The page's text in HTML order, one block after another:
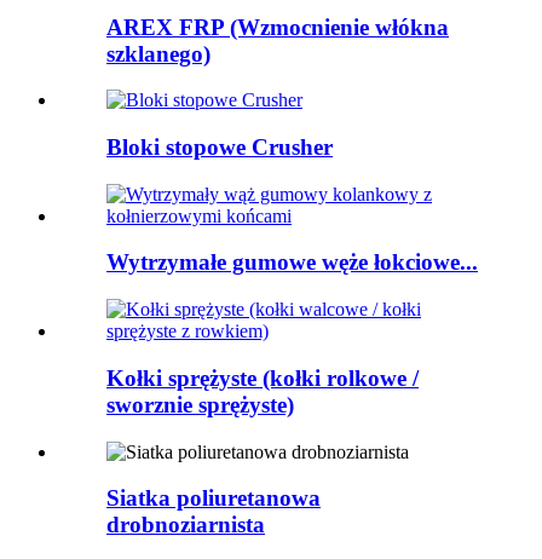
AREX FRP (Wzmocnienie włókna
szklanego)
Bloki stopowe Crusher
Wytrzymałe gumowe węże łokciowe...
Kołki sprężyste (kołki rolkowe /
sworznie sprężyste)
Siatka poliuretanowa
drobnoziarnista